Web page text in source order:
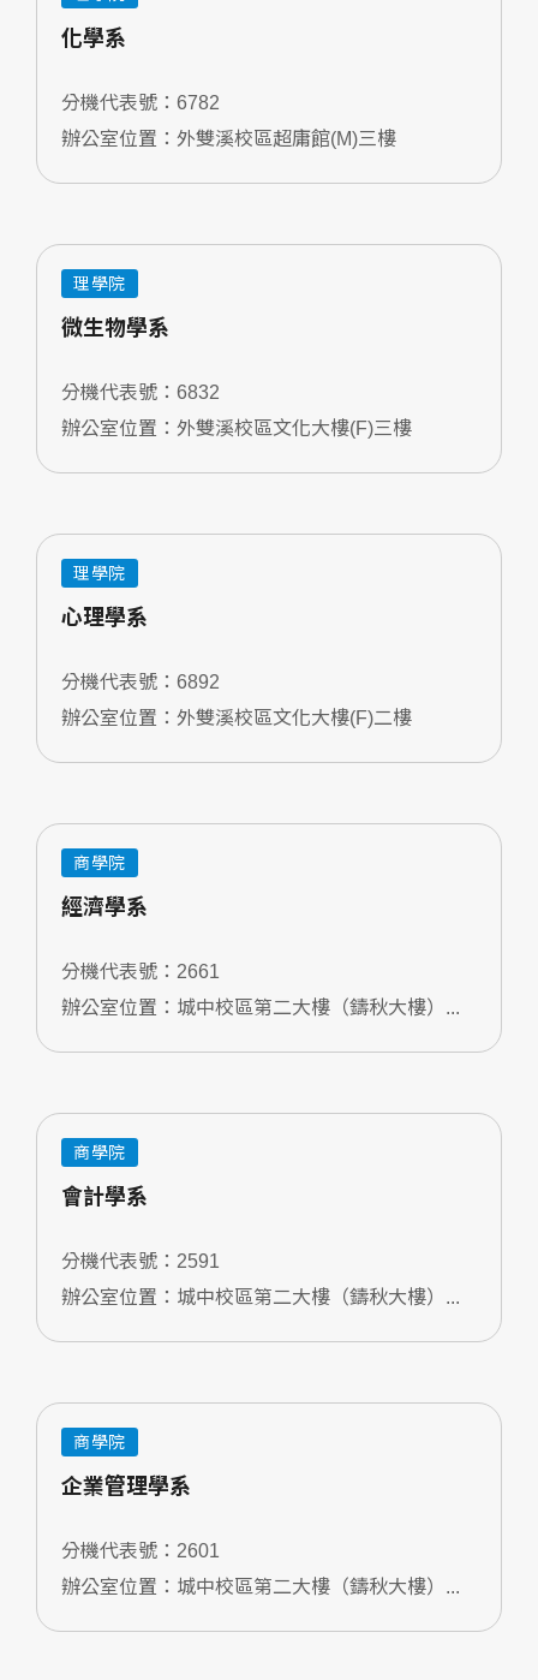
化學系
分機代表號：6782
辦公室位置：外雙溪校區超庸館(M)三樓
理學院
微生物學系
分機代表號：6832
辦公室位置：外雙溪校區文化大樓(F)三樓
理學院
心理學系
分機代表號：6892
辦公室位置：外雙溪校區文化大樓(F)二樓
商學院
經濟學系
分機代表號：2661
辦公室位置：城中校區第二大樓（鑄秋大樓）...
商學院
會計學系
分機代表號：2591
辦公室位置：城中校區第二大樓（鑄秋大樓）...
商學院
企業管理學系
分機代表號：2601
辦公室位置：城中校區第二大樓（鑄秋大樓）...